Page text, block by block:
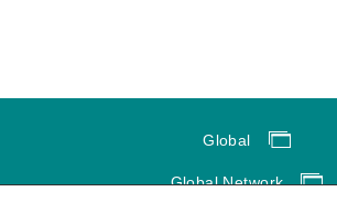
Global
Global Network